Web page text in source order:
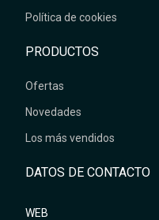
Política de cookies
PRODUCTOS
Ofertas
Novedades
Los más vendidos
DATOS DE CONTACTO
WEB